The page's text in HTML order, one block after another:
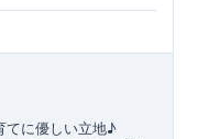
てに優しい立地♪